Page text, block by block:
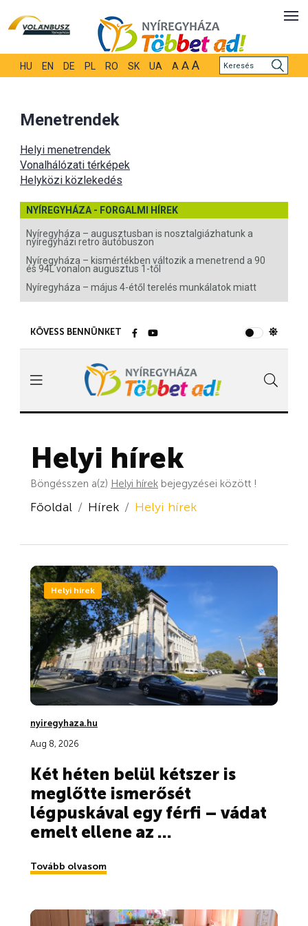
HU EN DE PL RO SK UA A A A
Menetrendek
Helyi menetrendek
Vonalhálózati térképek
Helyközi közlekedés
NYÍREGYHÁZA - FORGALMI HÍREK
Nyíregyháza – augusztusban is nosztalgiázhatunk a
nyíregyházi retro autóbuszon
Nyíregyháza – kismértékben változik a menetrend a 90
és 94L vonalon augusztus 1-től
Nyíregyháza – május 4-étől terelés munkálatok miatt